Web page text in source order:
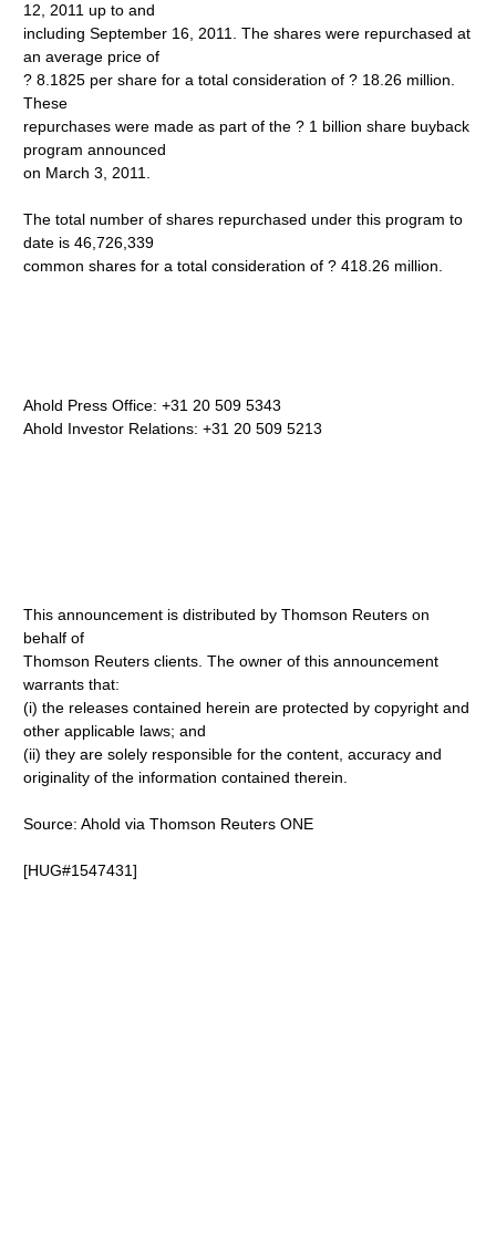
12, 2011 up to and
including September 16, 2011. The shares were repurchased at
an average price of
? 8.1825 per share for a total consideration of ? 18.26 million.
These
repurchases were made as part of the ? 1 billion share buyback
program announced
on March 3, 2011.
The total number of shares repurchased under this program to
date is 46,726,339
common shares for a total consideration of ? 418.26 million.
Ahold Press Office: +31 20 509 5343
Ahold Investor Relations: +31 20 509 5213
This announcement is distributed by Thomson Reuters on
behalf of
Thomson Reuters clients. The owner of this announcement
warrants that:
(i) the releases contained herein are protected by copyright and
other applicable laws; and
(ii) they are solely responsible for the content, accuracy and
originality of the information contained therein.
Source: Ahold via Thomson Reuters ONE
[HUG#1547431]